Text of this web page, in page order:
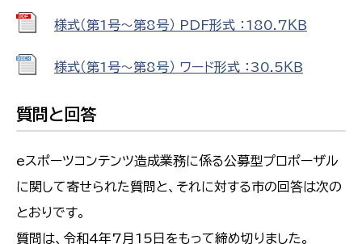
様式（第1号～第8号） PDF形式 ：180.7ＫＢ
様式（第1号～第8号） ワード形式 ：30.5ＫＢ
質問と回答
eスポーツコンテンツ造成業務に係る公募型プロポーザル
に関して寄せられた質問と、それに対する市の回答は次の
とおりです。
質問は、令和4年7月15日をもって締め切りました。